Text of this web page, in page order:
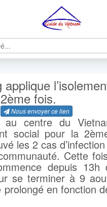
applique
fois.
Nous envoyer ce lien
au centre du
social pour la
les 2 cas
Cette
depuis 13h
se terminer à 9
prolongé en fonction